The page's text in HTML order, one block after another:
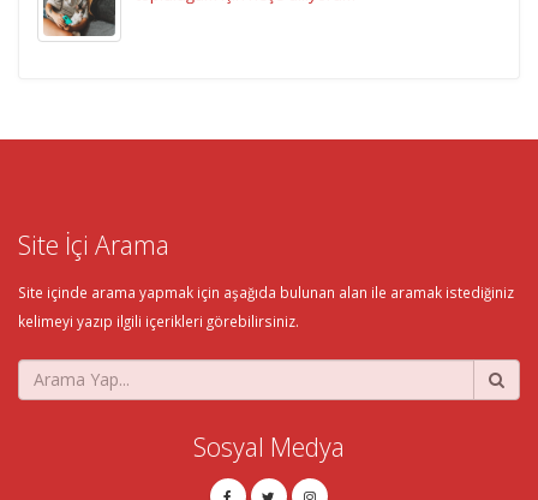
Site İçi Arama
Site içinde arama yapmak için aşağıda bulunan alan ile aramak istediğiniz
kelimeyi yazıp ilgili içerikleri görebilirsiniz.
Sosyal Medya